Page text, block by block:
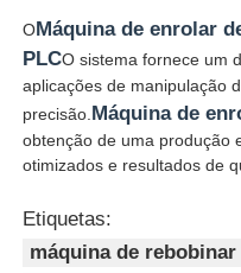
OMáquina de enrolar
PLCO sistema fornece um
aplicações de manipulação
precisão. Máquina de
obtenção de uma produção
otimizados e resultados de
Etiquetas:
máquina de rebobinar